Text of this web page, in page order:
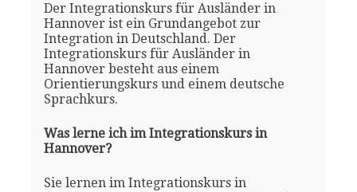
Der Integrationskurs für Ausländer in
Hannover ist ein Grundangebot zur
Integration in Deutschland. Der
Integrationskurs für Ausländer in
Hannover besteht aus einem
Orientierungskurs und einem deutsche
Sprachkurs.
Was lerne ich im Integrationskurs in
Hannover?
Sie lernen im Integrationskurs in